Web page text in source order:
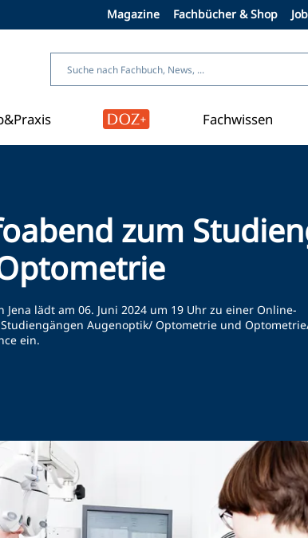
Magazine Fachbücher & Shop
Fachwissen
zum
Jena lädt am 06. Juni 2024 um 19 Uhr zu einer Online-
Augenoptik/ Optometrie und
ein.